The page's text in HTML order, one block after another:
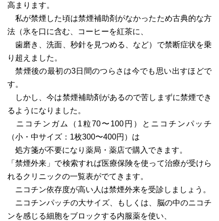
高まります。
私が禁煙した頃は禁煙補助剤がなかったため古典的な方
法（氷を口に含む、コーヒーを紅茶に、
歯磨き、洗面、秒針を見つめる、など）で禁断症状を乗
り超えました。
禁煙後の最初の3日間のつらさは今でも思い出すほどで
す。
しかし、今は禁煙補助剤があるので苦しまずに禁煙でき
るようになりました。
ニコチンガム（1粒70〜100円）とニコチンパッチ
（小・中サイズ：1枚300〜400円）は
処方箋が不要になり薬局・薬店で購入できます。
「禁煙外来」で検索すれば医療保険を使って治療が受けら
れるクリニックの一覧表がでてきます。
ニコチン依存度が高い人は禁煙外来を受診しましょう。
ニコチンパッチの大サイズ、もしくは、脳の中のニコチ
ンを感じる細胞をブロックする内服薬を使い、